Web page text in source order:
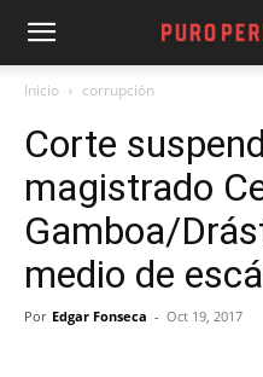
Inicio corrupción
Corte
magistrado
Gamboa/
medio de
Por Edgar Fonseca - Oct 19, 2017